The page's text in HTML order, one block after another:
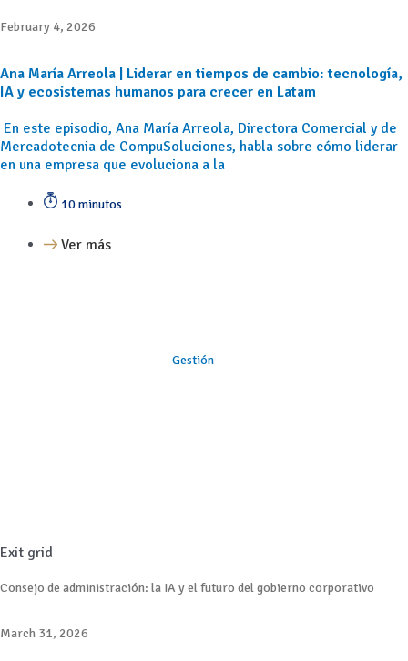
February 4, 2026
Ana María Arreola | Liderar en tiempos de cambio: tecnología,
IA y ecosistemas humanos para crecer en Latam
En este episodio, Ana María Arreola, Directora Comercial y de
Mercadotecnia de CompuSoluciones, habla sobre cómo liderar
en una empresa que evoluciona a la
10 minutos
Ver más
Gestión
Exit grid
Consejo de administración: la IA y el futuro del gobierno corporativo
March 31, 2026